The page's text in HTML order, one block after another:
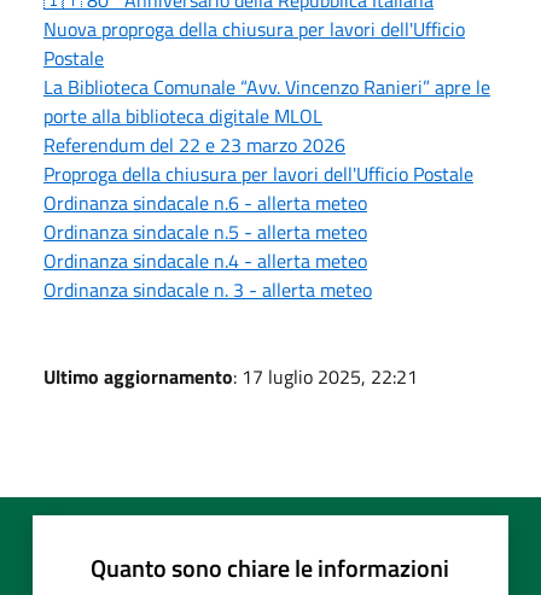
Nuova proproga della chiusura per lavori dell'Ufficio
Postale
La Biblioteca Comunale “Avv. Vincenzo Ranieri” apre le
porte alla biblioteca digitale MLOL
Referendum del 22 e 23 marzo 2026
Proproga della chiusura per lavori dell'Ufficio Postale
Ordinanza sindacale n.6 - allerta meteo
Ordinanza sindacale n.5 - allerta meteo
Ordinanza sindacale n.4 - allerta meteo
Ordinanza sindacale n. 3 - allerta meteo
Ultimo aggiornamento: 17 luglio 2025, 22:21
Quanto sono chiare le informazioni